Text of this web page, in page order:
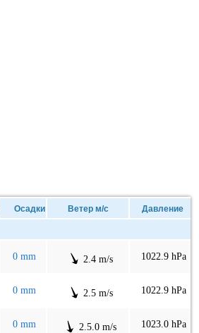
Осадки Ветер м/с Давление
0 mm 2.4 m/s 1022.9 hPa
0 mm 2.5 m/s 1022.9 hPa
0 mm 2.5.0 m/s 1023.0 hPa